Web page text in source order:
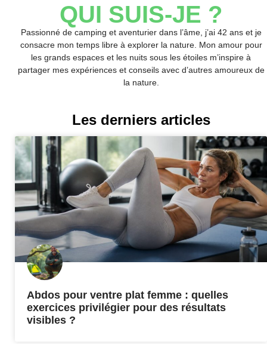
QUI SUIS-JE ?
Passionné de camping et aventurier dans l’âme, j’ai 42 ans et je
consacre mon temps libre à explorer la nature. Mon amour pour
les grands espaces et les nuits sous les étoiles m’inspire à
partager mes expériences et conseils avec d’autres amoureux de
la nature.
Les derniers articles
Abdos pour ventre plat femme : quelles
exercices privilégier pour des résultats
visibles ?